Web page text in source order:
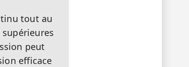
tout au
peut
efficace